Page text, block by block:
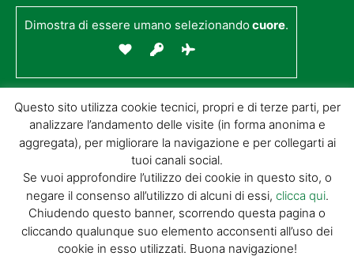
Dimostra di essere umano selezionandocuore.
© GIORGIO TESI EDITRICE S.R.L. | P.IVA
01732650476 | VIA DI BADIA 14 – 51100 LOC.
BOTTEGONE (PISTOIA) |POWERED BY
ALLYMIND
Questo sito utilizza cookie tecnici, propri e di terze parti, per
analizzare l’andamento delle visite (in forma anonima e
aggregata), per migliorare la navigazione e per collegarti ai
tuoi canali social.
Se vuoi approfondire l’utilizzo dei cookie in questo sito, o
negare il consenso all’utilizzo di alcuni di essi, clicca qui.
Chiudendo questo banner, scorrendo questa pagina o
cliccando qualunque suo elemento acconsenti all’uso dei
cookie in esso utilizzati. Buona navigazione!